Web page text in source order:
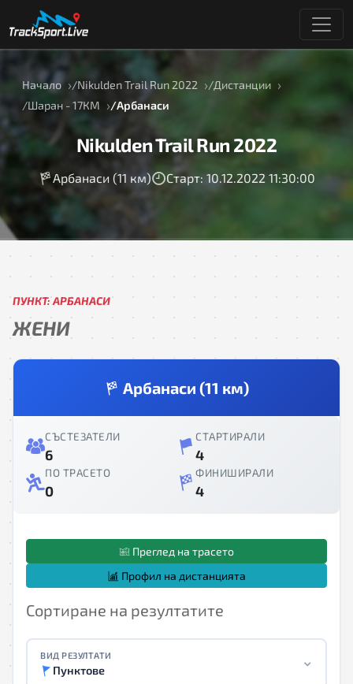
Начало Nikulden Trail Run 2022
Дистанции
Шаран - 17КМ
Арбанаси
Nikulden Trail Run 2022
Арбанаси (11 км) Старт: 10.12.2022 11:30:00
ПУНКТ: АРБАНАСИ
ЖЕНИ
Арбанаси (11 км)
СЪСТЕЗАТЕЛИ
6
СТАРТИРАЛИ
4
ПО ТРАСЕТО
0
ФИНИШИРАЛИ
4
Преглед на трасето
Профил на дистанцията
Сортиране на резултатите
ВИД РЕЗУЛТАТИ
Пунктове